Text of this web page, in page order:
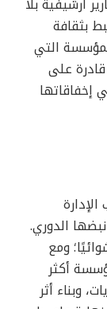
أرشيفية بلا
بثقافة
التي
على
إخفاقاتها
الدوري.
ومع
أكثر
وبناء أثر